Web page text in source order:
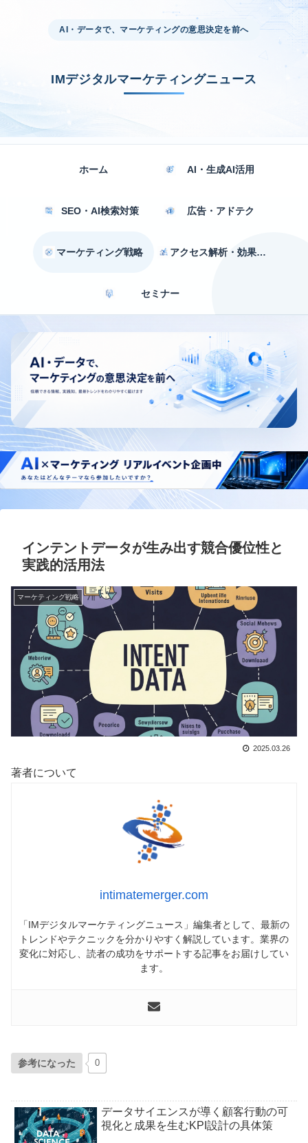
AI・データで、マーケティングの意思決定を前へ
IMデジタルマーケティングニュース
ホーム AI・生成AI活用
SEO・AI検索対策 広告・アドテク
マーケティング戦略 アクセス解析・効果測定
セミナー
インテントデータが生み出す競合優位性と
実践的活用法
マーケティング戦略
2025.03.26
著者について
intimatemerger.com
「IMデジタルマーケティングニュース」編集者として、最新の
トレンドやテクニックを分かりやすく解説しています。業界の
変化に対応し、読者の成功をサポートする記事をお届けしてい
ます。
参考になった 0
データサイエンスが導く顧客行動の可
視化と成果を生むKPI設計の具体策